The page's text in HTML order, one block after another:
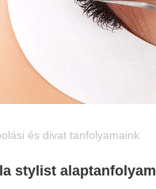
és divat tanfolyamaink
stylist alaptanfolyam